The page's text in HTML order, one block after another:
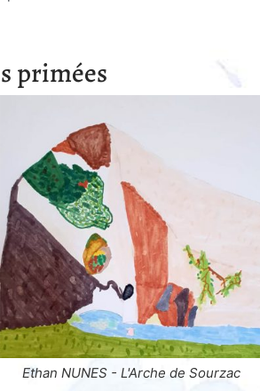
primées
Elena CASEY - La Vierge